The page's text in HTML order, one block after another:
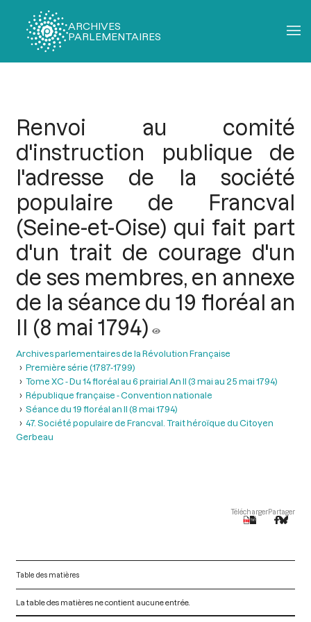
ARCHIVES
PARLEMENTAIRES
Renvoi au comité
d'instruction publique de
l'adresse de la société
populaire de Francval
(Seine-et-Oise) qui fait part
d'un trait de courage d'un
de ses membres, en annexe
de la séance du 19 floréal an
II (8 mai 1794)
Archives parlementaires de la Révolution Française
Première série (1787-1799)
Tome XC - Du 14 floréal au 6 prairial An II (3 mai au 25 mai 1794)
République française - Convention nationale
Séance du 19 floréal an II (8 mai 1794)
47. Société populaire de Francval. Trait héroïque du Citoyen
Gerbeau
TéléchargerPartager
Table des matières
La table des matières ne contient aucune entrée.